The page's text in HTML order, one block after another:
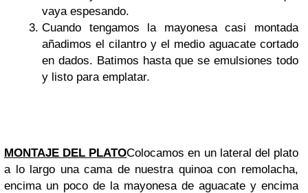
vaya espesando.
Cuando tengamos la mayonesa casi montada
añadimos el cilantro y el medio aguacate cortado
en dados. Batimos hasta que se emulsiones todo
y listo para emplatar.
MONTAJE DEL PLATOColocamos en un lateral del plato
a lo largo una cama de nuestra quinoa con remolacha,
encima un poco de la mayonesa de aguacate y encima